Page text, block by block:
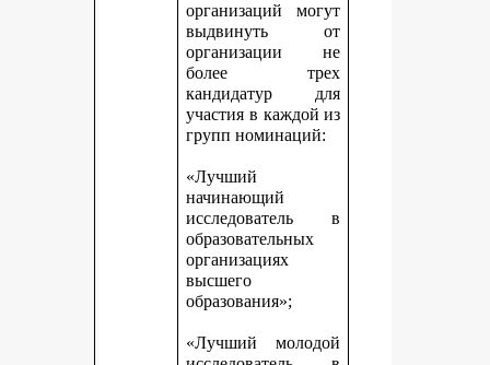
организаций могут
выдвинуть от
организации не
более трех
кандидатур для
участия в каждой из
групп номинаций:
«Лучший
начинающий
исследователь в
образовательных
организациях
высшего
образования»;
«Лучший молодой